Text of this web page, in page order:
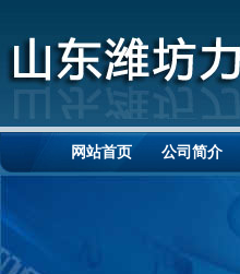
网站首页 公司简介